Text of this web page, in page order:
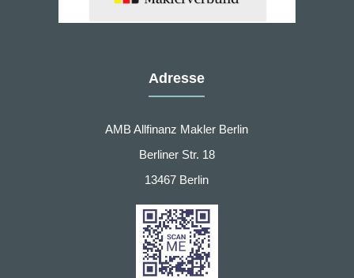
Adresse
AMB Allfinanz Makler Berlin
Berliner Str. 18
13467 Berlin